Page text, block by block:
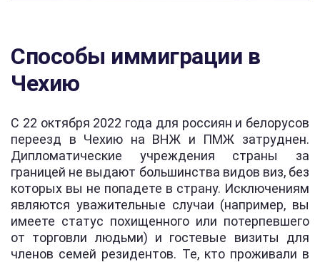
Способы иммиграции в
Чехию
С 22 октября 2022 года для россиян и белорусов
переезд в Чехию на ВНЖ и ПМЖ затруднен.
Дипломатические учреждения страны за
границей не выдают большинства видов виз, без
которых вы не попадете в страну. Исключениям
являются уважительные случаи (например, вы
имеете статус похищенного или потерпевшего
от торговли людьми) и гостевые визиты для
членов семей резидентов. Те, кто проживали в